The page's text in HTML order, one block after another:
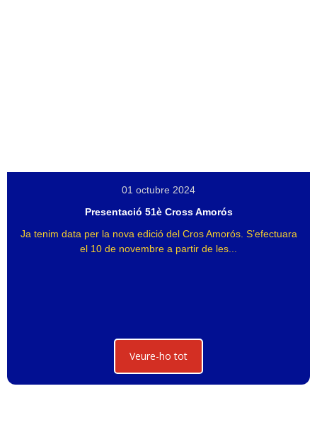
01 octubre 2024
Presentació 51è Cross Amorós
Ja tenim data per la nova edició del Cros Amorós. S’efectuara
el 10 de novembre a partir de les...
Veure-ho tot